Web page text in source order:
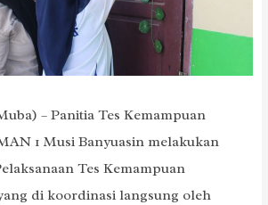
– Panitia Tes Kemampuan
1 Musi Banyuasin melakukan
Tes Kemampuan
di koordinasi langsung oleh